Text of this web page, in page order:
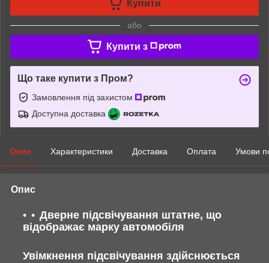
Купити
або
Купити з
Що таке купити з Пром?
Замовлення під захистом
Доступна доставка
Опис Характеристики Доставка Оплата Умови
Опис
Дверне підсвічування штатне, що
відображає марку автомобіля
Увімкнення підсвічування здійснюється